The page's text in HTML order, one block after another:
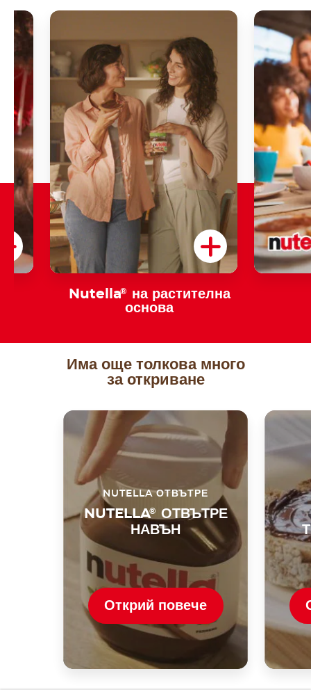
Nutella®
на растителна
основа
Има още толкова много
за откриване
NUTELLA ОТВЪТРЕ
NUTELLA®
ОТВЪТРЕ
НАВЪН
Открий повече